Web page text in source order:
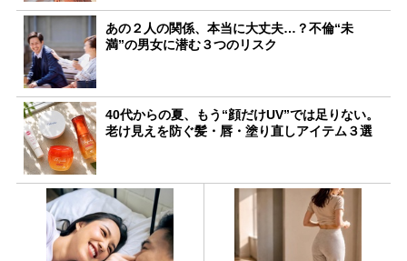
あの２人の関係、本当に大丈夫…？不倫“未
満”の男女に潜む３つのリスク
40代からの夏、もう“顔だけUV”では足りない。
老け見えを防ぐ髪・唇・塗り直しアイテム３選